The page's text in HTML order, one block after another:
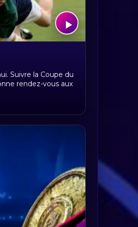
Suivre la Coupe du
rendez-vous aux